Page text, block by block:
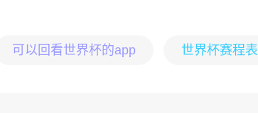
可以回看世界杯的app 世界杯赛程表